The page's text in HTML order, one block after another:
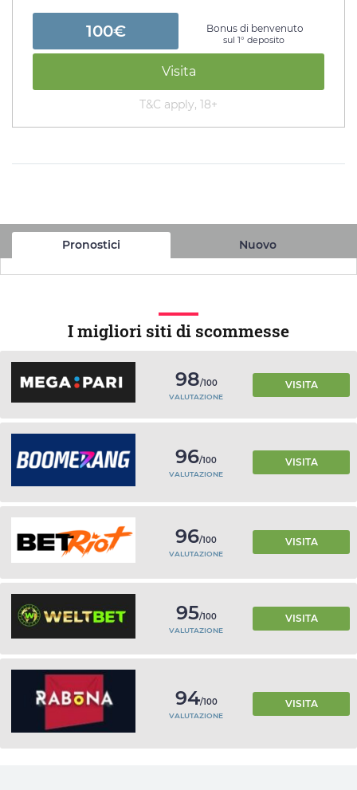
100€ Bonus di benvenuto
sul 1° deposito
Visita
T&C apply, 18+
Pronostici Nuovo
I migliori siti di scommesse
98/100
VALUTAZIONE
VISITA
96/100
VALUTAZIONE
VISITA
96/100
VALUTAZIONE
VISITA
95/100
VALUTAZIONE
VISITA
94/100
VALUTAZIONE
VISITA